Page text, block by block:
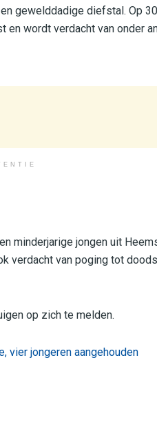
gewelddadige diefstal. Op
en wordt verdacht van onder
minderjarige jongen uit
verdacht van poging tot
op zich te melden.
vier jongeren aangehouden